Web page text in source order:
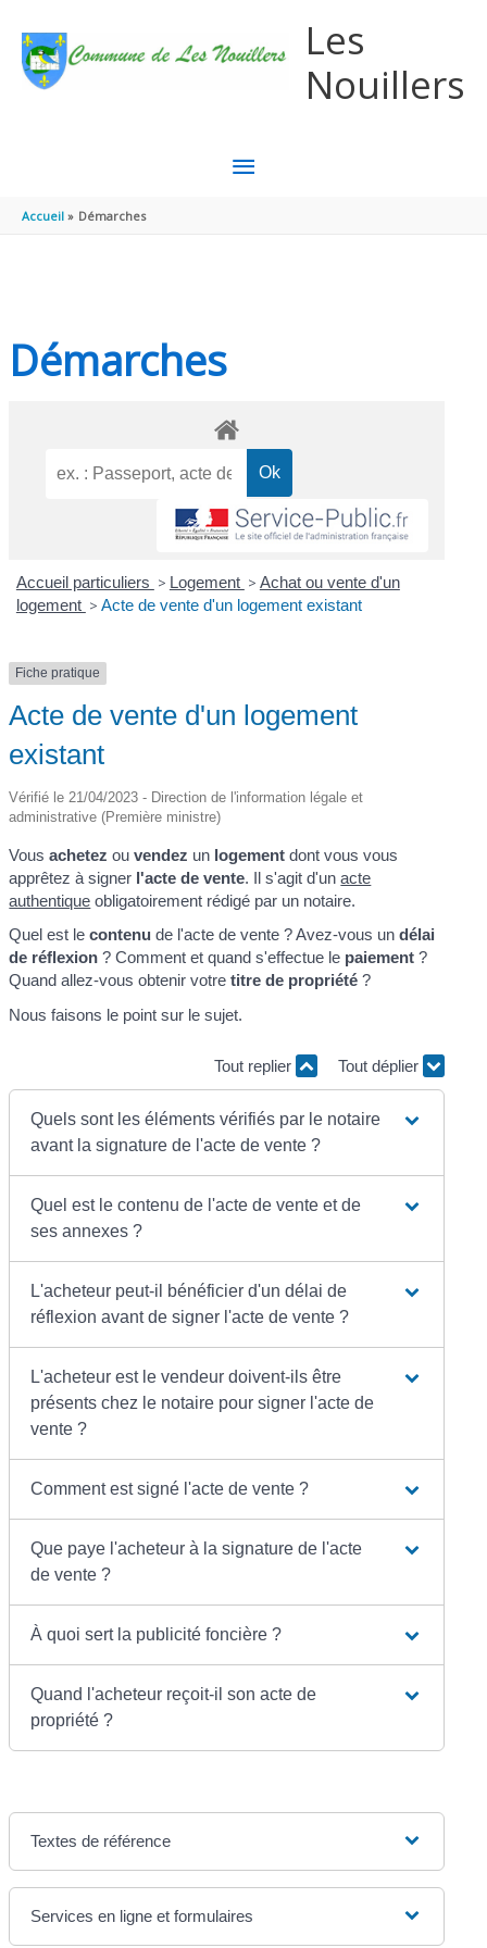
Les
Nouillers
MENU
Accueil Démarches
Démarches
Accueil particuliers > Logement > Achat ou vente d'un
logement > Acte de vente d'un logement existant
Fiche pratique
Acte de vente d'un logement
existant
Vérifié le 21/04/2023 - Direction de l'information légale et
administrative (Première ministre)
Vousachetez ouvendez un logement dont vous vous
apprêtez à signer l'acte de vente. Il s'agit d'unacte
authentique obligatoirement rédigé par un notaire.
Quel est lecontenu de l'acte de vente ? Avez-vous undélai
de réflexion ? Comment et quand s'effectue le paiement ?
Quand allez-vous obtenir votretitre de propriété ?
Nous faisons le point sur le sujet.
Tout replier Tout déplier
Quels sont les éléments vérifiés par le notaire
avant la signature de l'acte de vente ?
Quel est le contenu de l'acte de vente et de
ses annexes ?
L'acheteur peut-il bénéficier d'un délai de
réflexion avant de signer l'acte de vente ?
L'acheteur est le vendeur doivent-ils être
présents chez le notaire pour signer l'acte de
vente ?
Comment est signé l'acte de vente ?
Que paye l'acheteur à la signature de l'acte
de vente ?
À quoi sert la publicité foncière ?
Quand l'acheteur reçoit-il son acte de
propriété ?
Textes de référence
Services en ligne et formulaires